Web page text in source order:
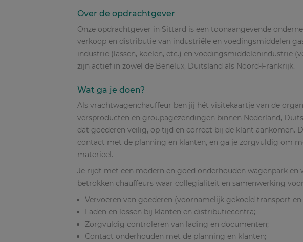
Over de opdrachtgever
Onze opdrachtgever in Sittard is een toonaangevende
verkoop en distributie van industriële en voedingsmiddelen
industrie (lassen, koelen, etc.) en voedingsmiddelenindustrie
zijn actief in zowel de Benelux, Duitsland als Noord-Frankrijk.
Wat ga je doen?
Als vrachtwagenchauffeur ben jij hét visitekaartje van de
versproducten en groupagezendingen binnen Nederland,
dat goederen veilig, op tijd en correct bij de klant aankomen.
contact met de planning en klanten, en ga je zorgvuldig om
materieel.
Je rijdt met een modern en goed onderhouden wagenpark en
betrokken chauffeurs waar collegialiteit en samenwerking
Vervoeren van goederen (voornamelijk gekoeld transport
Laden en lossen bij klanten en distributiecentra;
Zorgvuldig controleren van lading en documenten;
Contact onderhouden met de planning en klanten;